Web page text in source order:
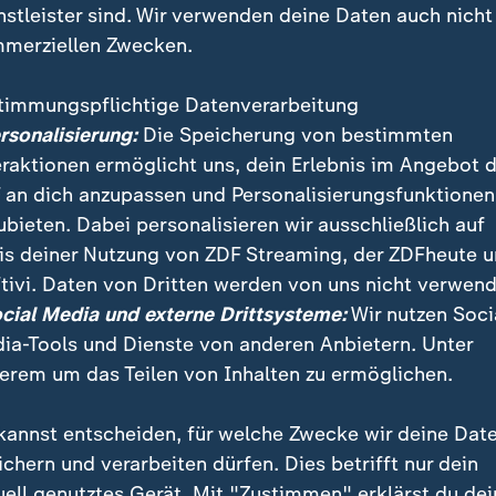
tragen in multinationalen NATO-Missionen
zu sichern. Zuletzt wurde eine fremde
sind. Wir verwenden deine Daten auch nicht
Zwecken.
Datenverarbeitung
Die Speicherung von bestimmten
ermöglicht uns, dein Erlebnis im Angebot
an dich anzupassen und Personalisierungsfunktionen
Dabei personalisieren wir ausschließlich auf
deiner Nutzung von ZDF Streaming, der ZDFheute
Daten von Dritten werden von uns nicht
Media und externe Drittsysteme:Wir nutzen
Tools und Dienste von anderen Anbietern. Unter
um das Teilen von Inhalten zu ermöglichen.
entscheiden, für welche Zwecke wir deine
und verarbeiten dürfen. Dies betrifft nur dein